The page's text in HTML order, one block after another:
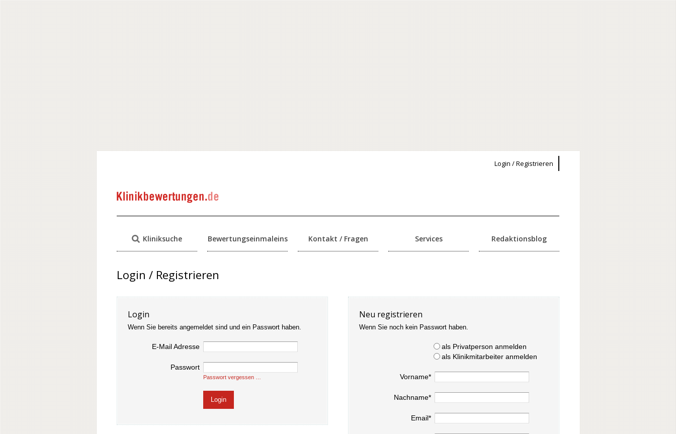
Login / Registrieren
Kliniksuche Bewertungseinmaleins Kontakt / Fragen Services Redaktionsblog
Login / Registrieren
Login
Wenn Sie bereits angemeldet sind und ein Passwort haben.
E-Mail Adresse
Passwort
Passwort vergessen …
Neu registrieren
Wenn Sie noch kein Passwort haben.
als Privatperson anmelden
als Klinikmitarbeiter anmelden
Vorname*
Nachname*
Email*